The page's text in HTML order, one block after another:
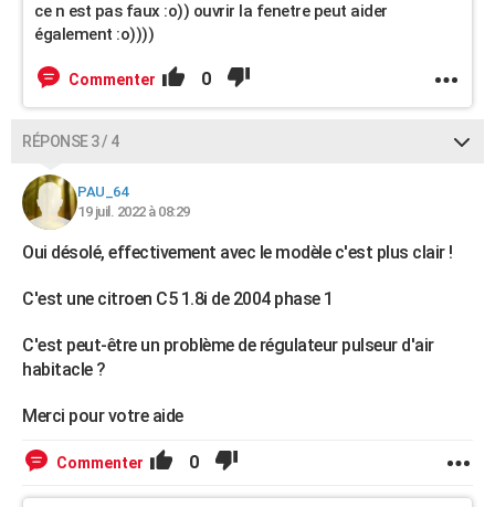
ce n est pas faux :o)) ouvrir la fenetre peut aider
également :o))))
Commenter 0
RÉPONSE 3 / 4
PAU_64
19 juil. 2022 à 08:29
Oui désolé, effectivement avec le modèle c'est plus clair !
C'est une citroen C5 1.8i de 2004 phase 1
C'est peut-être un problème de régulateur pulseur d'air
habitacle ?
Merci pour votre aide
Commenter 0